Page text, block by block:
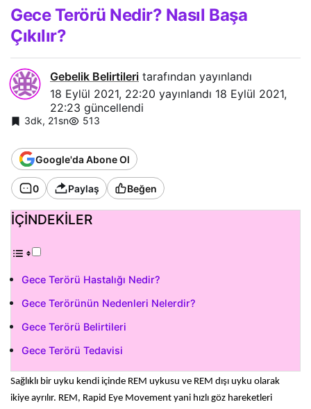
Gece Terörü Nedir? Nasıl Başa
Çıkılır?
Gebelik Belirtileri tarafından yayınlandı
18 Eylül 2021, 22:20 yayınlandı 18 Eylül 2021,
22:23 güncellendi
3dk, 21sn 513
Google'da Abone Ol
0 Paylaş Beğen
İÇİNDEKİLER
Gece Terörü Hastalığı Nedir?
Gece Terörünün Nedenleri Nelerdir?
Gece Terörü Belirtileri
Gece Terörü Tedavisi
Sağlıklı bir uyku kendi içinde REM uykusu ve REM dışı uyku olarak
ikiye ayrılır. REM, Rapid Eye Movement yani hızlı göz hareketleri